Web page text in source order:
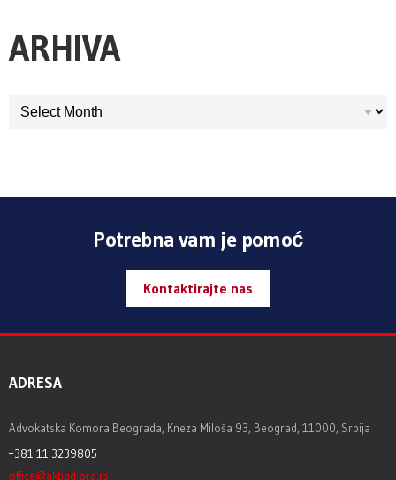
ARHIVA
ARHIVA
Potrebna vam je pomoć
Kontaktirajte nas
ADRESA
Advokatska Komora Beograda, Kneza Miloša 93, Beograd, 11000, Srbija
+381 11 3239805
office@akbgd.org.rs